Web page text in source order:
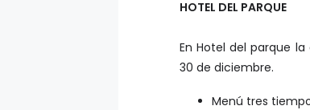
HOTEL DEL PARQUE
En Hotel del parque
30 de diciembre.
Menú tres